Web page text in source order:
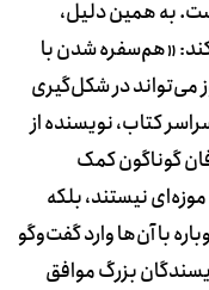
به همین دلیل،
«هم‌سفره شدن با
می‌تواند در شکل‌گیری
کتاب، نویسنده از
گوناگون کمک
نیستند، بلکه
با آن‌ها وارد گفت‌وگو
بزرگ موافق